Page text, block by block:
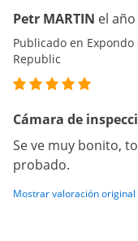
Petr MARTIN el
Publicado en Expondo
Republic
Cámara de
Se ve muy bonito,
probado.
Mostrar valoración original